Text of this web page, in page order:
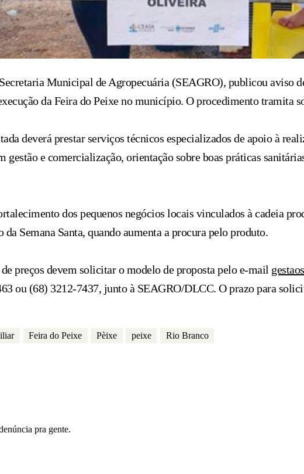
Municipal de Agropecuária (SEAGRO), publicou aviso
da Feira do Peixe no município. O procedimento tramita
deverá prestar serviços técnicos especializados de apoio à
gestão e comercialização, orientação sobre boas práticas
dos pequenos negócios locais vinculados à cadeia
Semana Santa, quando aumenta a procura pelo produto.
preços devem solicitar o modelo de proposta pelo e-mail
ou (68) 3212-7437, junto à SEAGRO/DLCC. O prazo para
Feira do Peixe Pèixe peixe
Rio Branco
pra gente.